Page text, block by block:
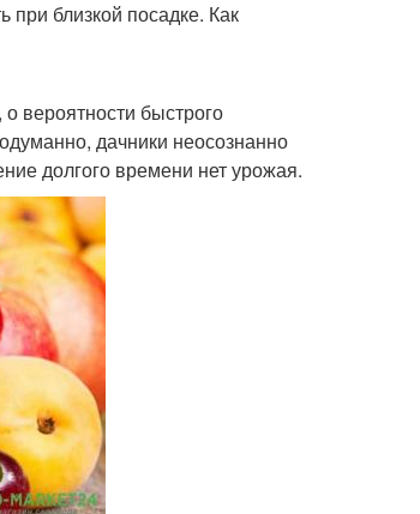
при близкой посадке. Как
вероятности быстрого
дачники неосознанно
долгого времени нет урожая.